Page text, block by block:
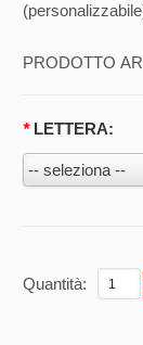
PRODOTTO
*LETTERA:
Quantità: